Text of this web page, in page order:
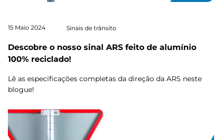
15 Maio 2024 Sinais de trânsito
Descobre o nosso sinal ARS feito de alumínio
100% reciclado!
Lê as especificações completas da direção da ARS neste
blogue!